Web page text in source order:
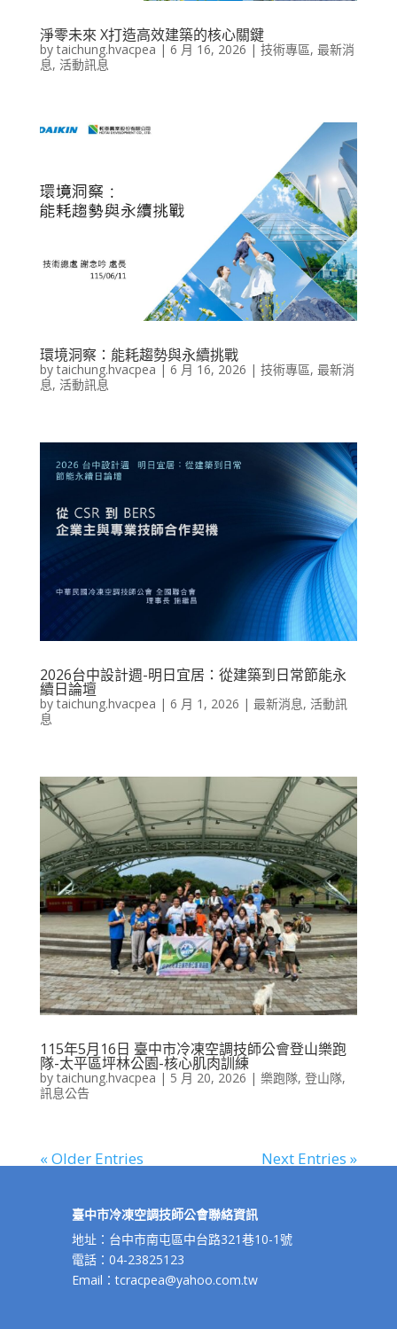
淨零未來 X打造高效建築的核心關鍵
bytaichung.hvacpea | 6 月 16, 2026 | 技術專區, 最新消
息, 活動訊息
環境洞察：能耗趨勢與永續挑戰
bytaichung.hvacpea | 6 月 16, 2026 | 技術專區, 最新消
息, 活動訊息
2026台中設計週-明日宜居：從建築到日常節能永
續日論壇
bytaichung.hvacpea | 6 月 1, 2026 | 最新消息, 活動訊
息
115年5月16日 臺中市冷凍空調技師公會登山樂跑
隊-太平區坪林公園-核心肌肉訓練
bytaichung.hvacpea | 5 月 20, 2026 | 樂跑隊, 登山隊,
訊息公告
« Older Entries Next Entries »
臺中市冷凍空調技師公會聯絡資訊
地址：台中市南屯區中台路321巷10-1號
電話：04-23825123
Email：tcracpea@yahoo.com.tw